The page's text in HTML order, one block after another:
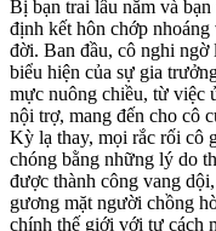
Bị bạn trai lâu năm và
định kết hôn chớp
đời. Ban đầu, cô nghi
biểu hiện của sự gia
mực nuông chiều, từ việc
nội trợ, mang đến cho cô
Kỳ lạ thay, mọi rắc rối cô
chóng bằng những lý do
được thành công vang
gương mặt người chồng
chính thế giới với tư cách